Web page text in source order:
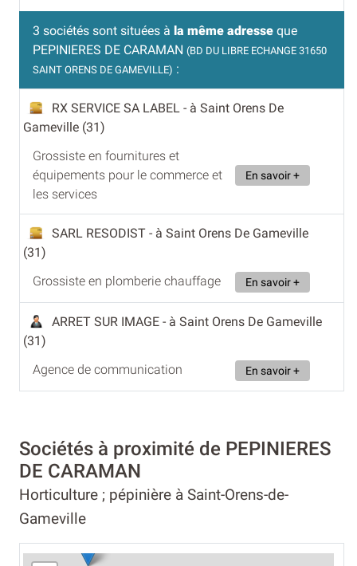
3 sociétés sont situées à la même adresse que
PEPINIERES DE CARAMAN (BD DU LIBRE ECHANGE 31650
SAINT ORENS DE GAMEVILLE) :
RX SERVICE SA LABEL - à Saint Orens De
Gameville (31)
Grossiste en fournitures et
équipements pour le commerce et
les services
En savoir +
SARL RESODIST - à Saint Orens De Gameville
(31)
Grossiste en plomberie chauffage
En savoir +
ARRET SUR IMAGE - à Saint Orens De Gameville
(31)
Agence de communication
En savoir +
Sociétés à proximité de PEPINIERES
DE CARAMAN
Horticulture ; pépinière à Saint-Orens-de-
Gameville